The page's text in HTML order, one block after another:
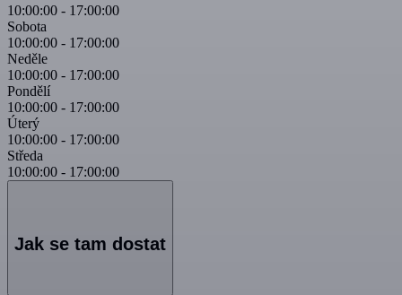
10:00:00 - 17:00:00
Sobota
10:00:00 - 17:00:00
Neděle
10:00:00 - 17:00:00
Pondělí
10:00:00 - 17:00:00
Úterý
10:00:00 - 17:00:00
Středa
10:00:00 - 17:00:00
Jak se tam dostat